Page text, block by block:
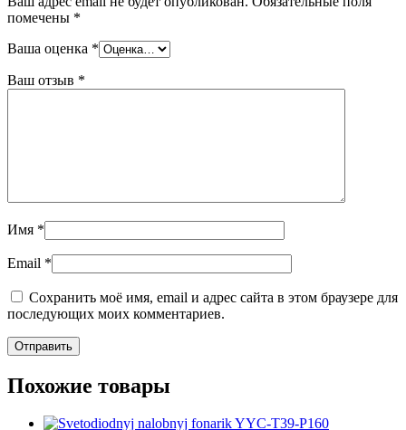
помечены *
Ваша оценка *
Ваш отзыв *
Имя *
Email *
Сохранить моё имя, email и адрес сайта в этом браузере для
последующих моих комментариев.
Похожие товары